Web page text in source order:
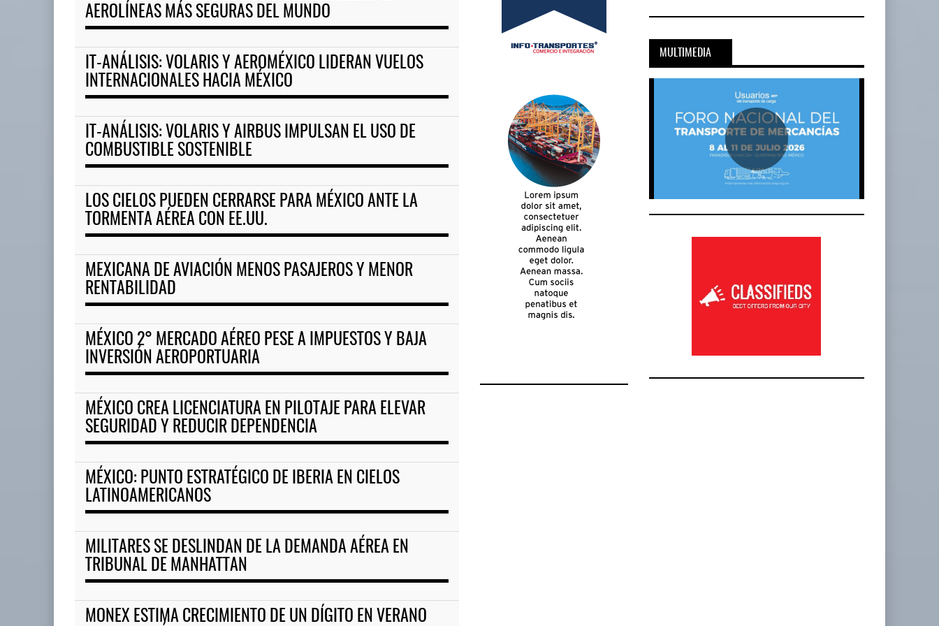
AEROLÍNEAS MÁS SEGURAS DEL MUNDO
IT-ANÁLISIS: VOLARIS Y AEROMÉXICO LIDERAN VUELOS
INTERNACIONALES HACIA MÉXICO
IT-ANÁLISIS: VOLARIS Y AIRBUS IMPULSAN EL USO DE
COMBUSTIBLE SOSTENIBLE
LOS CIELOS PUEDEN CERRARSE PARA MÉXICO ANTE LA
TORMENTA AÉREA CON EE.UU.
MEXICANA DE AVIACIÓN MENOS PASAJEROS Y MENOR
RENTABILIDAD
MÉXICO 2° MERCADO AÉREO PESE A IMPUESTOS Y BAJA
INVERSIÓN AEROPORTUARIA
MÉXICO CREA LICENCIATURA EN PILOTAJE PARA ELEVAR
SEGURIDAD Y REDUCIR DEPENDENCIA
MÉXICO: PUNTO ESTRATÉGICO DE IBERIA EN CIELOS
LATINOAMERICANOS
MILITARES SE DESLINDAN DE LA DEMANDA AÉREA EN
TRIBUNAL DE MANHATTAN
MONEX ESTIMA CRECIMIENTO DE UN DÍGITO EN VERANO
MULTIMEDIA